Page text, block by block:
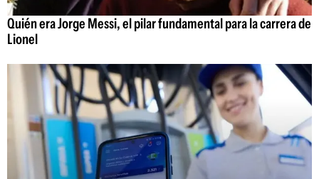
Quién era Jorge Messi, el pilar fundamental para la carrera de
Lionel